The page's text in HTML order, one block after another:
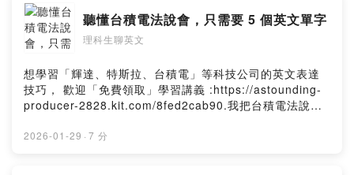
都會很有感覺~.然後~ 如果想收到我每周用心撰寫，淺顯易
懂的英文教學文章，歡迎「免費訂閱」我的「七點半學英
文電子報」：https://astounding-producer-
by Firstory Hosting
聽懂台積電法說會，只需要 5 個英文單字
理科生聊英文
想學習「輝達、特斯拉、台積電」等科技公司的英文表達
技巧， 歡迎「免費領取」學習講義 :https://astounding-
producer-2828.kit.com/8fed2cab90.我把台積電法說會
說會的重點聽懂如果你平常有在看科技新聞、關心台積電
2026-01-29 · 7 分